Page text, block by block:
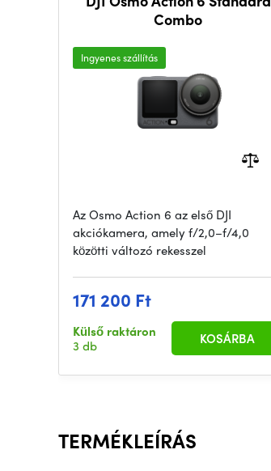
Combo
Ingyenes szállítás
Az Osmo Action 6 az első DJI
akciókamera, amely f/2,0–f/4,0
közötti változó rekesszel
171 200 Ft
Külső raktáron
3 db
KOSÁRBA
TERMÉKLEÍRÁS